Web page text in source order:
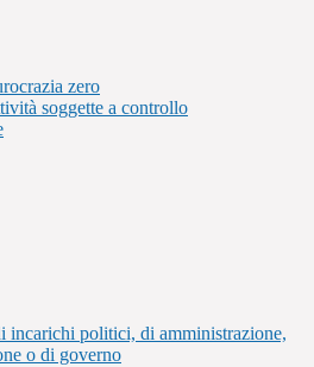
zero
soggette a controllo
incarichi politici, di amministrazione,
o di governo